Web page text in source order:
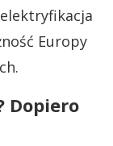
Europy
Dopiero